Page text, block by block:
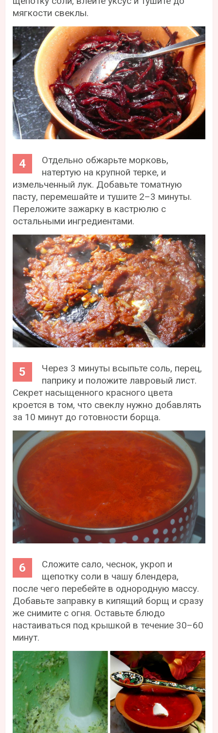
мягкости свеклы.
Отдельно обжарьте морковь,
натертую на крупной терке, и
измельченный лук. Добавьте томатную
пасту, перемешайте и тушите 2–3 минуты.
Переложите зажарку в кастрюлю с
остальными ингредиентами.
Через 3 минуты всыпьте соль, перец,
паприку и положите лавровый лист.
Секрет насыщенного красного цвета
кроется в том, что свеклу нужно добавлять
за 10 минут до готовности борща.
Сложите сало, чеснок, укроп и
щепотку соли в чашу блендера,
после чего перебейте в однородную массу.
Добавьте заправку в кипящий борщ и сразу
же снимите с огня. Оставьте блюдо
настаиваться под крышкой в течение 30–60
минут.